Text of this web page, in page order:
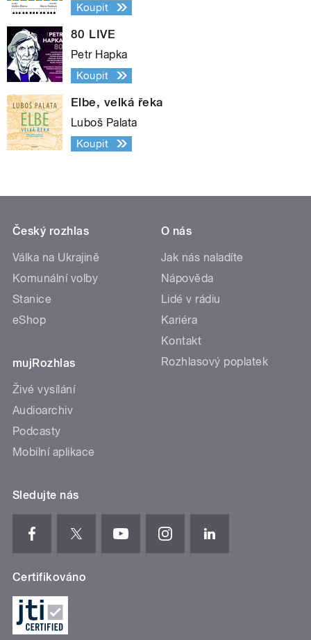
Koupit
80 LIVE
Petr Hapka
Koupit
Elbe, velká řeka
Luboš Palata
Koupit
Český rozhlas
Válka na Ukrajině
Komunální volby
Stanice
eShop
mujRozhlas
Živé vysílání
Audioarchiv
Podcasty
Mobilní aplikace
O nás
Jak nás naladíte
Nápověda
Lidé v rádiu
Kariéra
Kontakt
Rozhlasový poplatek
Sledujte nás
Certifikováno